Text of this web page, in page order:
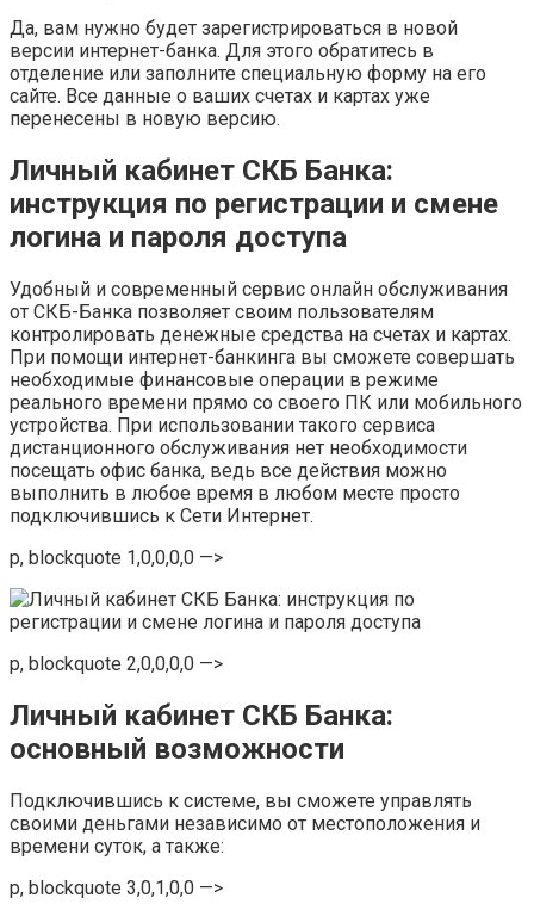
Да, вам нужно будет зарегистрироваться в новой
версии интернет-банка. Для этого обратитесь в
отделение или заполните специальную форму на его
сайте. Все данные о ваших счетах и картах уже
перенесены в новую версию.
Личный кабинет СКБ Банка:
инструкция по регистрации и смене
логина и пароля доступа
Удобный и современный сервис онлайн обслуживания
от СКБ-Банка позволяет своим пользователям
контролировать денежные средства на счетах и картах.
При помощи интернет-банкинга вы сможете совершать
необходимые финансовые операции в режиме
реального времени прямо со своего ПК или мобильного
устройства. При использовании такого сервиса
дистанционного обслуживания нет необходимости
посещать офис банка, ведь все действия можно
выполнить в любое время в любом месте просто
подключившись к Сети Интернет.
p, blockquote 1,0,0,0,0 —>
p, blockquote 2,0,0,0,0 —>
Личный кабинет СКБ Банка:
основный возможности
Подключившись к системе, вы сможете управлять
своими деньгами независимо от местоположения и
времени суток, а также:
p, blockquote 3,0,1,0,0 —>